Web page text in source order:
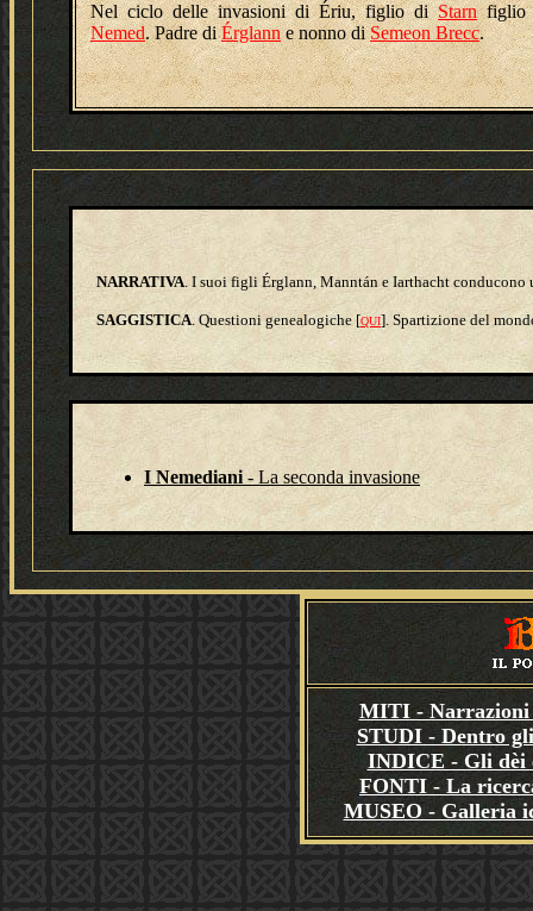
Nel ciclo delle invasioni di Ériu, figlio diStarnfiglio
Nemed. Padre diÉrglanne nonno diSemeon Brecc.
NARRATIVA. I suoi figli Érglann, Manntán e Iarthacht
SAGGISTICA. Questioni genealogiche [QUI]. Spartizione del
I Nemediani - La seconda invasione
MITI - Narrazioni
STUDI - Dentro
INDICE - Gli dèi
FONTI - La
MUSEO - Galleria